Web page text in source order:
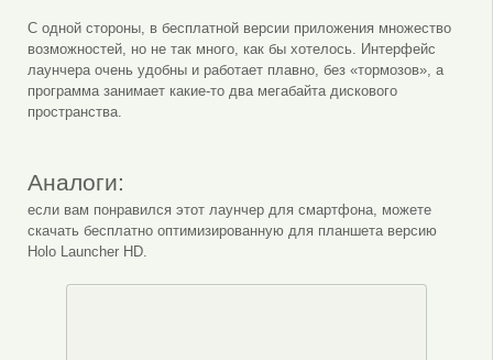
С одной стороны, в бесплатной версии приложения множество
возможностей, но не так много, как бы хотелось. Интерфейс
лаунчера очень удобны и работает плавно, без «тормозов», а
программа занимает какие-то два мегабайта дискового
пространства.
Аналоги:
если вам понравился этот лаунчер для смартфона, можете
скачать бесплатно оптимизированную для планшета версию
Holo Launcher HD.